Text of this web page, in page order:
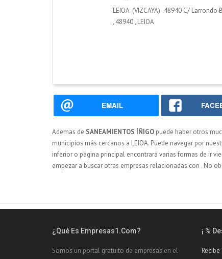
LEIOA (VIZCAYA)- 48940 C/
, 48940, LEIOA
EMAIL
Ademas de SANEAMIENTOS ÍÑIGO puede haber otros
municipios más cercanos a LEIOA. Puede navegar por
inferior o página principal encontrará varias formas de ir
empezar a buscar otras empresas relacionadas con . No
¿Qué Es Empresas1.com?
Somos un portal gratuito de empresas en el
¡ %